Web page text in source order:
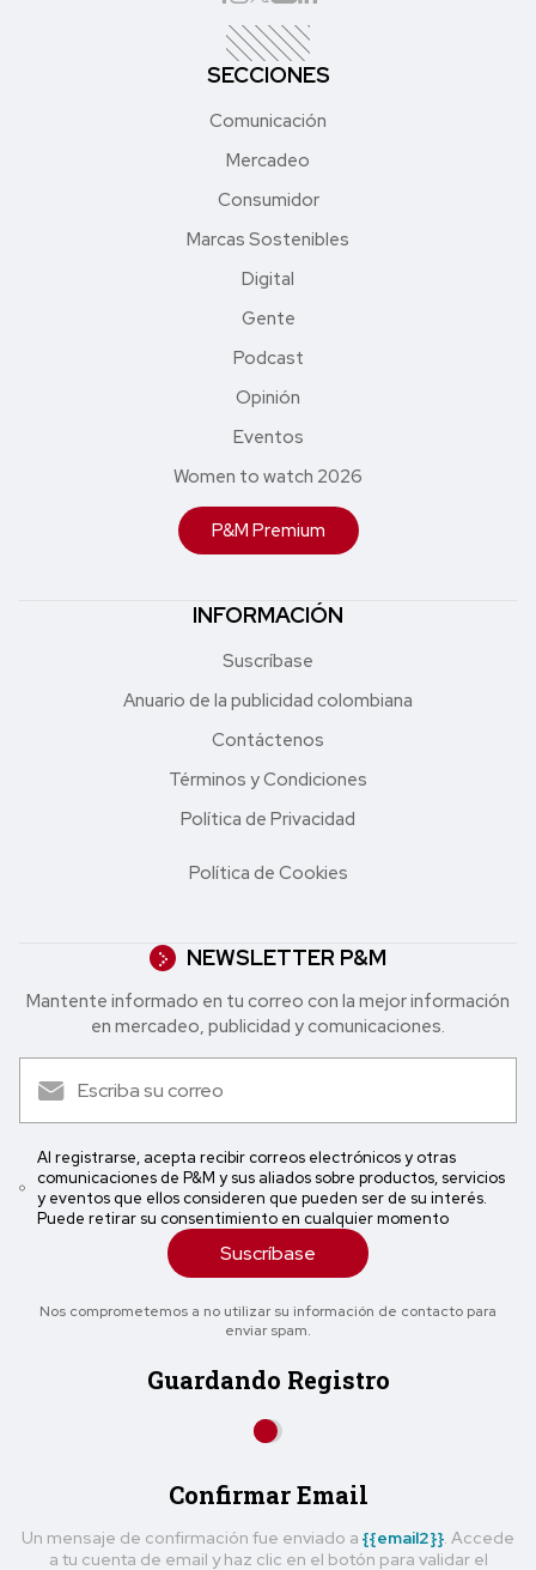
SECCIONES
Comunicación
Mercadeo
Consumidor
Marcas Sostenibles
Digital
Gente
Podcast
Opinión
Eventos
Women to watch 2026
P&M Premium
INFORMACIÓN
Suscríbase
Anuario de la publicidad colombiana
Contáctenos
Términos y Condiciones
Política de Privacidad
Política de Cookies
NEWSLETTER P&M
Mantente informado en tu correo con la mejor in formación
en mercadeo, publicidad y comunicaciones.
Al registrarse, acepta recibir correos electrónicos y otras
comunicaciones de P&M y sus aliados sobre productos, servicios
y eventos que ellos consideren que pueden ser de su interés.
Puede retirar su consentimiento en cualquier momento
Suscríbase
Nos comprometemos a no utilizar su información de contacto para
enviar spam.
Guardando Registro
Confirmar Email
Un mensaje de confirmación fue enviado a {{email2}}. Accede
a tu cuenta de email y haz clic en el botón para validar el